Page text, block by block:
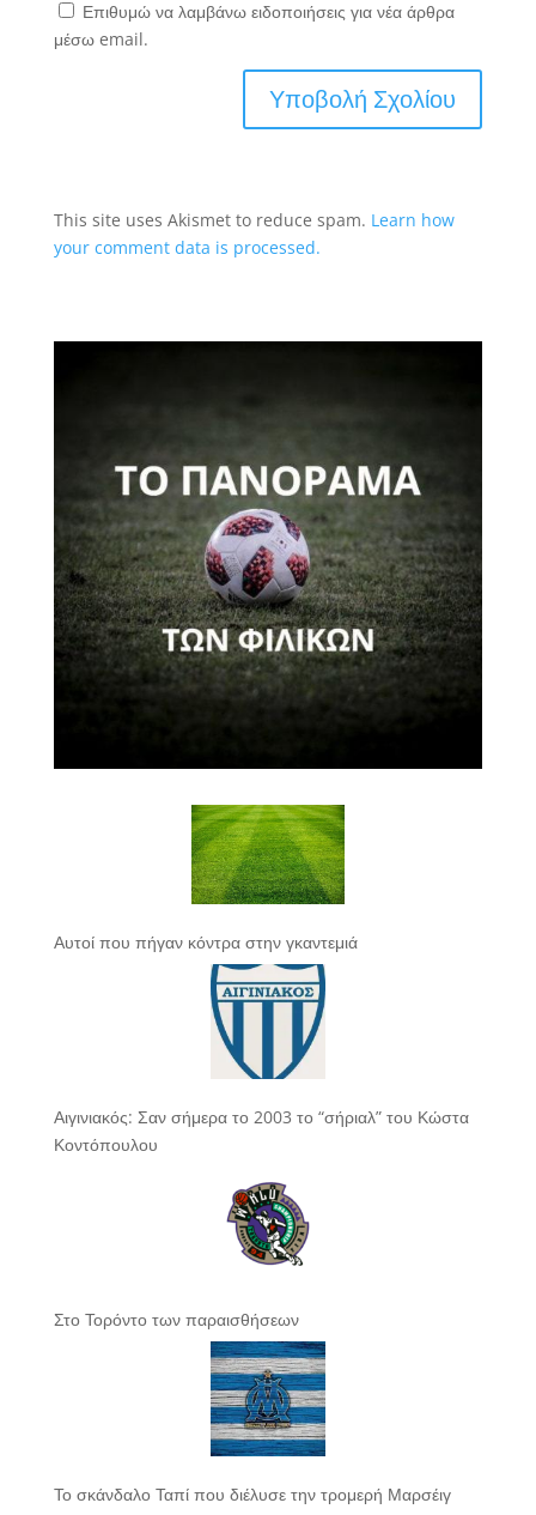
Επιθυμώ να λαμβάνω ειδοποιήσεις για νέα άρθρα
μέσω email.
This site uses Akismet to reduce spam. Learn how
your comment data is processed.
Αυτοί που πήγαν κόντρα στην γκαντεμιά
Αιγινιακός: Σαν σήμερα το 2003 το “σήριαλ” του Κώστα
Κοντόπουλου
Στο Τορόντο των παραισθήσεων
Το σκάνδαλο Ταπί που διέλυσε την τρομερή Μαρσέιγ